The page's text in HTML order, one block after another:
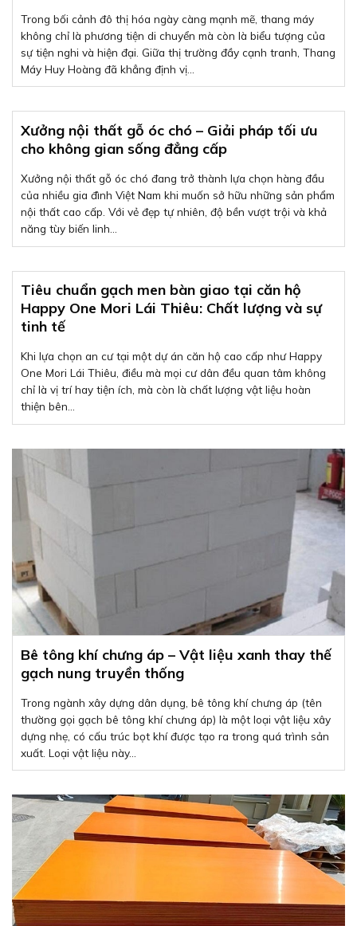
Trong bối cảnh đô thị hóa ngày càng mạnh mẽ, thang máy
không chỉ là phương tiện di chuyển mà còn là biểu tượng của
sự tiện nghi và hiện đại. Giữa thị trường đầy cạnh tranh, Thang
Máy Huy Hoàng đã khẳng định vị...
Xưởng nội thất gỗ óc chó – Giải pháp tối ưu
cho không gian sống đẳng cấp
Xưởng nội thất gỗ óc chó đang trở thành lựa chọn hàng đầu
của nhiều gia đình Việt Nam khi muốn sở hữu những sản phẩm
nội thất cao cấp. Với vẻ đẹp tự nhiên, độ bền vượt trội và khả
năng tùy biến linh...
Tiêu chuẩn gạch men bàn giao tại căn hộ
Happy One Mori Lái Thiêu: Chất lượng và sự
tinh tế
Khi lựa chọn an cư tại một dự án căn hộ cao cấp như Happy
One Mori Lái Thiêu, điều mà mọi cư dân đều quan tâm không
chỉ là vị trí hay tiện ích, mà còn là chất lượng vật liệu hoàn
thiện bên...
Bê tông khí chưng áp – Vật liệu xanh thay thế
gạch nung truyền thống
Trong ngành xây dựng dân dụng, bê tông khí chưng áp (tên
thường gọi gạch bê tông khí chưng áp) là một loại vật liệu xây
dựng nhẹ, có cấu trúc bọt khí được tạo ra trong quá trình sản
xuất. Loại vật liệu này...